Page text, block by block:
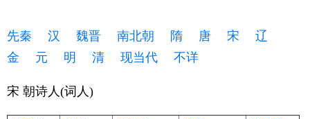
先秦 汉 魏晋 南北朝 隋 唐 宋
辽
金
元 明 清 现当代 不详
宋 朝诗人(词人)